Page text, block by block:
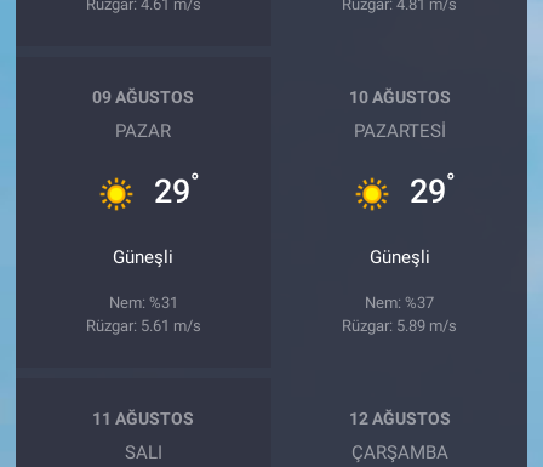
Rüzgar: 4.61 m/s
Rüzgar: 4.81 m/s
09 AĞUSTOS
PAZAR
29°
Güneşli
Nem: %31
Rüzgar: 5.61 m/s
10 AĞUSTOS
PAZARTESI
29°
Güneşli
Nem: %37
Rüzgar: 5.89 m/s
11 AĞUSTOS
SALI
12 AĞUSTOS
ÇARŞAMBA